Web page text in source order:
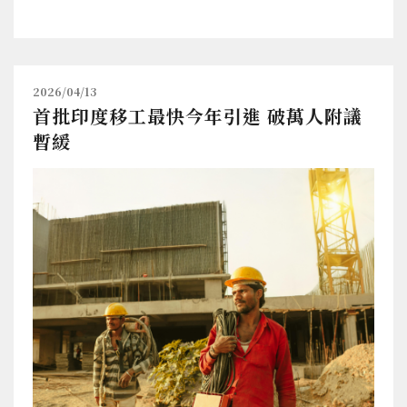
2026/04/13
首批印度移工最快今年引進 破萬人附議
暫緩